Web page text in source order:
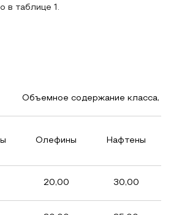
в таблице 1.
Объемное содержание класса,
Олефины Нафтены
20,00 30,00